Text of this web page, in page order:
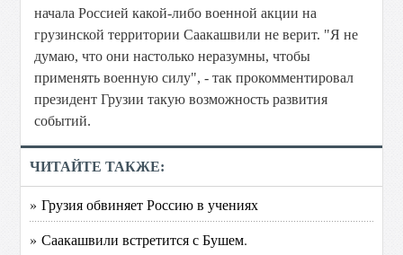
начала Россией какой-либо военной акции на
грузинской территории Саакашвили не верит. "Я не
думаю, что они настолько неразумны, чтобы
применять военную силу", - так прокомментировал
президент Грузии такую возможность развития
событий.
ЧИТАЙТЕ ТАКЖЕ:
» Грузия обвиняет Россию в учениях
» Саакашвили встретится с Бушем.